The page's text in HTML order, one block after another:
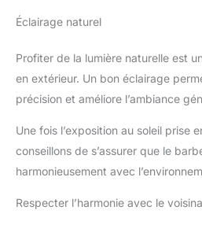
Éclairage naturel
Profiter de la lumière naturelle est
en extérieur. Un bon éclairage
précision et améliore l’ambiance
Une fois l’exposition au soleil prise
conseillons de s’assurer que le
harmonieusement avec
Respecter l’harmonie avec le